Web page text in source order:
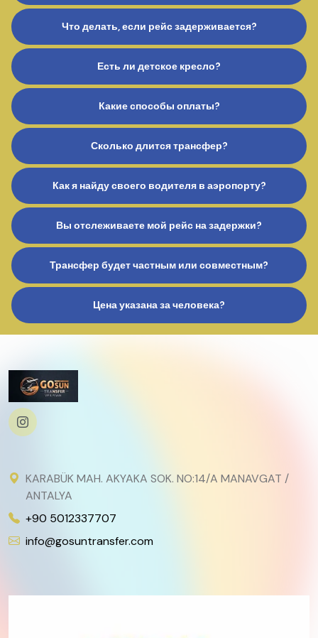
Что делать, если рейс задерживается?
Есть ли детское кресло?
Какие способы оплаты?
Сколько длится трансфер?
Как я найду своего водителя в аэропорту?
Вы отслеживаете мой рейс на задержки?
Трансфер будет частным или совместным?
Цена указана за человека?
KARABÜK MAH. AKYAKA SOK. NO:14/A MANAVGAT /
ANTALYA
+90 5012337707
info@gosuntransfer.com